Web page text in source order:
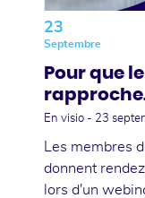
23
Septembre
Pour que
En visio - 23
Les membres
donnent
lors d'un